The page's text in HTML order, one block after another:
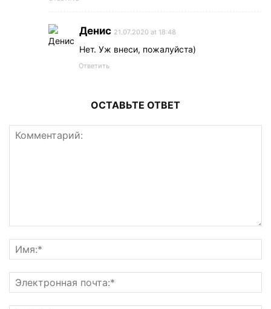
Денис 21.07.2020 at 18:48
Нет. Уж внеси, пожалуйста)
Ответить
ОСТАВЬТЕ ОТВЕТ